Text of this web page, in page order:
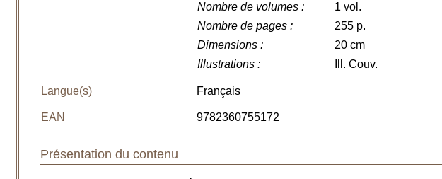
Nombre de volumes :
1 vol.
Nombre de pages :
255 p.
Dimensions :
20 cm
Illustrations : Ill. Couv.
Langue(s) Français
EAN 9782360755172
Présentation du contenu